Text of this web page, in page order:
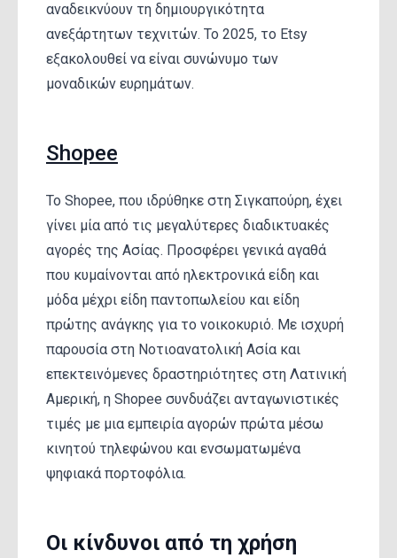
αναδεικνύουν τη δημιουργικότητα
ανεξάρτητων τεχνιτών. Το 2025, το Etsy
εξακολουθεί να είναι συνώνυμο των
μοναδικών ευρημάτων.
Shopee
Το Shopee, που ιδρύθηκε στη Σιγκαπούρη, έχει
γίνει μία από τις μεγαλύτερες διαδικτυακές
αγορές της Ασίας. Προσφέρει γενικά αγαθά
που κυμαίνονται από ηλεκτρονικά είδη και
μόδα μέχρι είδη παντοπωλείου και είδη
πρώτης ανάγκης για το νοικοκυριό. Με ισχυρή
παρουσία στη Νοτιοανατολική Ασία και
επεκτεινόμενες δραστηριότητες στη Λατινική
Αμερική, η Shopee συνδυάζει ανταγωνιστικές
τιμές με μια εμπειρία αγορών πρώτα μέσω
κινητού τηλεφώνου και ενσωματωμένα
ψηφιακά πορτοφόλια.
Οι κίνδυνοι από τη χρήση